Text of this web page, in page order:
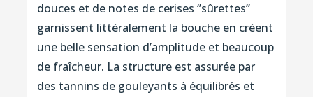
douces et de notes de cerises ‘’sûrettes’’
garnissent littéralement la bouche en créent
une belle sensation d’amplitude et beaucoup
de fraîcheur. La structure est assurée par
des tannins de gouleyants à équilibrés et